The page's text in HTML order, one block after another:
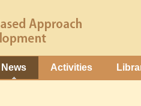
News Activities